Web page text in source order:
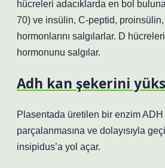
hücreleri adacıklarda en bol
70) ve insülin, C-peptid,
hormonlarını salgılarlar. D
hormonunu salgılar.
Adh kan şekerini
Plasentada üretilen bir enzim
parçalanmasına ve dolayısıyla
insipidus’a yol açar.